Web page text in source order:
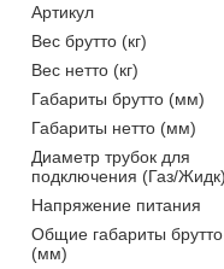
Артикул
Вес брутто (кг)
Вес нетто (кг)
Габариты брутто (мм)
Габариты нетто (мм)
Диаметр трубок для
подключения (Газ/Жидк)
Напряжение питания
Общие габариты брутто
(мм)